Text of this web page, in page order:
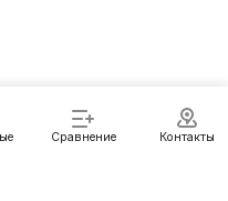
Сравнение Контакты